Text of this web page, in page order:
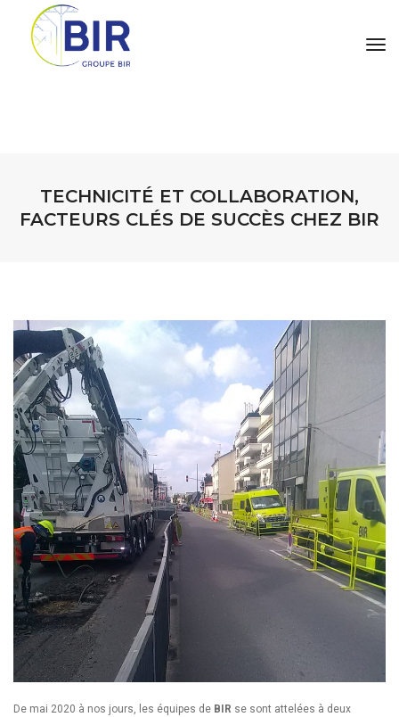
TECHNICITÉ ET COLLABORATION,
FACTEURS CLÉS DE SUCCÈS CHEZ BIR
De mai 2020 à nos jours, les équipes de BIR se sont attelées à deux